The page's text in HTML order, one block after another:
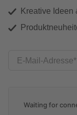
Kreative
E-Mail-Adresse